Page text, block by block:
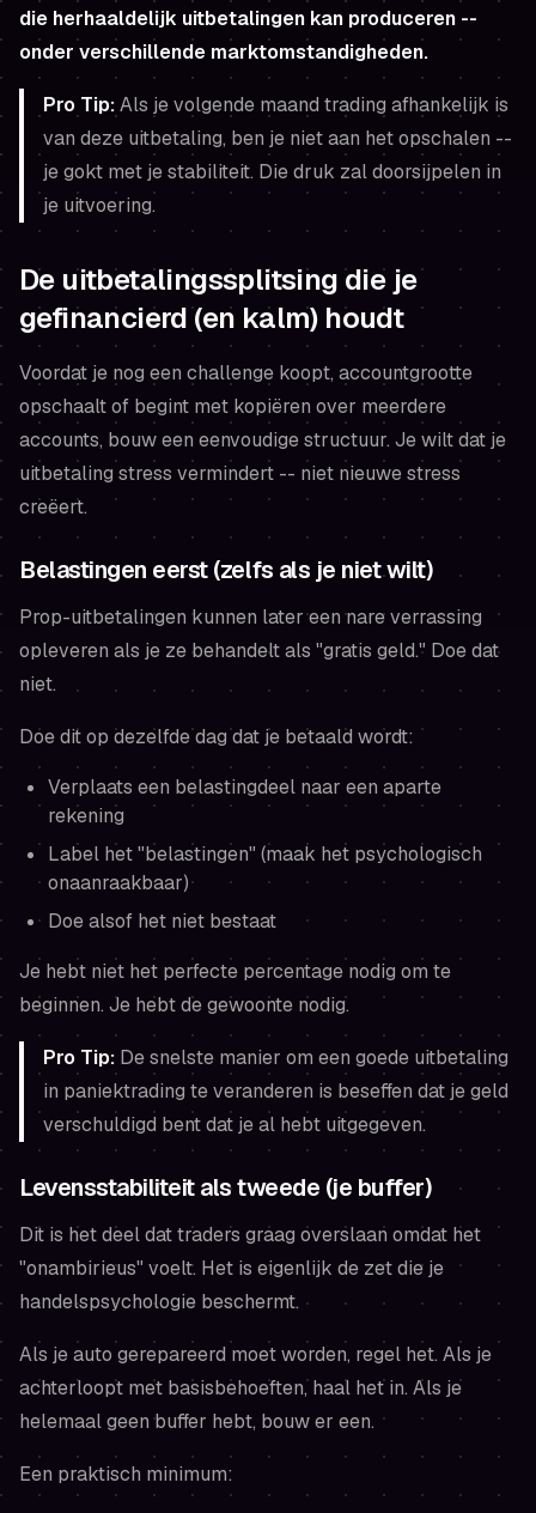
die herhaaldelijk uitbetalingen kan produceren --
onder verschillende marktomstandigheden.
Pro Tip:Als je volgende maand trading afhankelijk is
van deze uitbetaling, ben je niet aan het opschalen --
je gokt met je stabiliteit. Die druk zal doorsijpelen in
je uitvoering.
De uitbetalingssplitsing die je
gefinancierd (en kalm) houdt
Voordat je nog een challenge koopt, accountgrootte
opschaalt of begint met kopiëren over meerdere
accounts, bouw een eenvoudige structuur. Je wilt dat je
uitbetaling stress vermindert -- niet nieuwe stress
creëert.
Belastingen eerst (zelfs als je niet wilt)
Prop-uitbetalingen kunnen later een nare verrassing
opleveren als je ze behandelt als "gratis geld." Doe dat
niet.
Doe dit op dezelfde dag dat je betaald wordt:
Verplaats een belastingdeel naar een aparte
rekening
Label het "belastingen" (maak het psychologisch
onaanraakbaar)
Doe alsof het niet bestaat
Je hebt niet het perfecte percentage nodig om te
beginnen. Je hebt de gewoonte nodig.
Pro Tip: De snelste manier om een goede uitbetaling
in paniektrading te veranderen is beseffen dat je geld
verschuldigd bent dat je al hebt uitgegeven.
Levensstabiliteit als tweede (je buffer)
Dit is het deel dat traders graag overslaan omdat het
"onambirieus" voelt. Het is eigenlijk de zet die je
handelspsychologie beschermt.
Als je auto gerepareerd moet worden, regel het. Als je
achterloopt met basisbehoeften, haal het in. Als je
helemaal geen buffer hebt, bouw er een.
Een praktisch minimum: